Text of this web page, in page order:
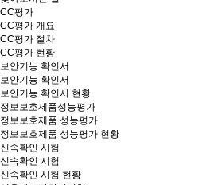
CC평가
CC평가 개요
CC평가 절차
CC평가 현황
보안기능 확인서
보안기능 확인서
보안기능 확인서 현황
정보보호제품성능평가
정보보호제품 성능평가
정보보호제품 성능평가 현황
신속확인 시험
신속확인 시험
신속확인 시험 현황